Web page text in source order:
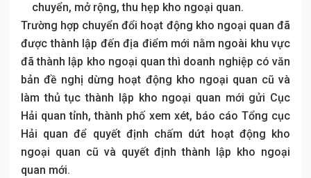
chuyển, mở rộng, thu hẹp kho ngoại quan.
Trường hợp chuyển đổi hoạt động kho ngoại quan đã
được thành lập đến địa điểm mới nằm ngoài khu vực
đã thành lập kho ngoại quan thì doanh nghiệp có văn
bản đề nghị dừng hoạt động kho ngoại quan cũ và
làm thủ tục thành lập kho ngoại quan mới gửi Cục
Hải quan tỉnh, thành phố xem xét, báo cáo Tổng cục
Hải quan để quyết định chấm dứt hoạt động kho
ngoại quan cũ và quyết định thành lập kho ngoại
quan mới.